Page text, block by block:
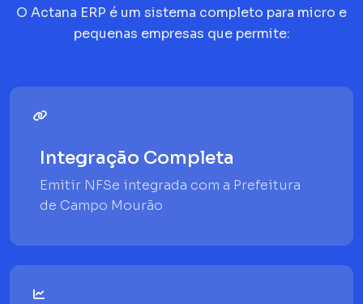
O Actana ERP é um sistema completo para micro e
pequenas empresas que permite:
Integração Completa
Emitir NFSe integrada com a Prefeitura
de Campo Mourão